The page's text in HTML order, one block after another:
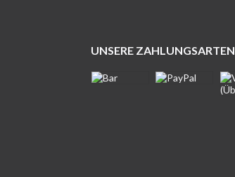
UNSERE ZAHLUNGSARTEN